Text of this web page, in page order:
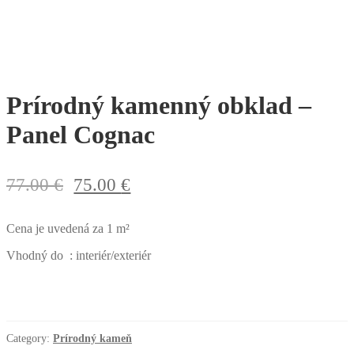
Prírodný kamenný obklad –
Panel Cognac
77.00€ 75.00€
Cena je uvedená za 1 m²
Vhodný do : interiér/exteriér
Category: Prírodný kameň